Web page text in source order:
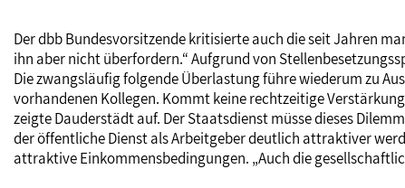
Der dbb Bundesvorsitzende kritisierte auch die seit Jahren
ihn aber nicht überfordern.“ Aufgrund von
Die zwangsläufig folgende Überlastung führe wiederum zu
vorhandenen Kollegen. Kommt keine rechtzeitige
zeigte Dauderstädt auf. Der Staatsdienst müsse dieses
der öffentliche Dienst als Arbeitgeber deutlich attraktiver
attraktive Einkommensbedingungen. „Auch die